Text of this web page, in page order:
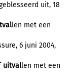
uit, 18
len met een
6 juni 2004,
uitvallen met een